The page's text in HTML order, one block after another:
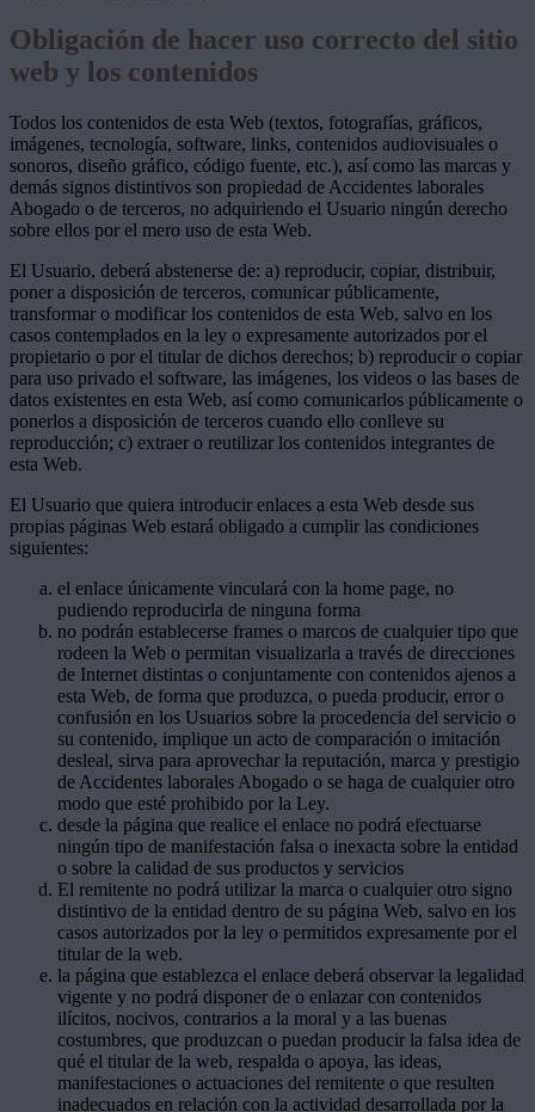
Obligación de hacer uso correcto del sitio
web y los contenidos
Todos los contenidos de esta Web (textos, fotografías, gráficos,
imágenes, tecnología, software, links, contenidos audiovisuales o
sonoros, diseño gráfico, código fuente, etc.), así como las marcas y
demás signos distintivos son propiedad de Accidentes laborales
Abogado o de terceros, no adquiriendo el Usuario ningún derecho
sobre ellos por el mero uso de esta Web.
El Usuario, deberá abstenerse de: a) reproducir, copiar, distribuir,
poner a disposición de terceros, comunicar públicamente,
transformar o modificar los contenidos de esta Web, salvo en los
casos contemplados en la ley o expresamente autorizados por el
propietario o por el titular de dichos derechos; b) reproducir o copiar
para uso privado el software, las imágenes, los videos o las bases de
datos existentes en esta Web, así como comunicarlos públicamente o
ponerlos a disposición de terceros cuando ello conlleve su
reproducción; c) extraer o reutilizar los contenidos integrantes de
esta Web.
El Usuario que quiera introducir enlaces a esta Web desde sus
propias páginas Web estará obligado a cumplir las condiciones
siguientes:
el enlace únicamente vinculará con la home page, no
pudiendo reproducirla de ninguna forma
no podrán establecerse frames o marcos de cualquier tipo que
rodeen la Web o permitan visualizarla a través de direcciones
de Internet distintas o conjuntamente con contenidos ajenos a
esta Web, de forma que produzca, o pueda producir, error o
confusión en los Usuarios sobre la procedencia del servicio o
su contenido, implique un acto de comparación o imitación
desleal, sirva para aprovechar la reputación, marca y prestigio
de Accidentes laborales Abogado o se haga de cualquier otro
modo que esté prohibido por la Ley.
desde la página que realice el enlace no podrá efectuarse
ningún tipo de manifestación falsa o inexacta sobre la entidad
o sobre la calidad de sus productos y servicios
El remitente no podrá utilizar la marca o cualquier otro signo
distintivo de la entidad dentro de su página Web, salvo en los
casos autorizados por la ley o permitidos expresamente por el
titular de la web.
la página que establezca el enlace deberá observar la legalidad
vigente y no podrá disponer de o enlazar con contenidos
ilícitos, nocivos, contrarios a la moral y a las buenas
costumbres, que produzcan o puedan producir la falsa idea de
qué el titular de la web, respalda o apoya, las ideas,
manifestaciones o actuaciones del remitente o que resulten
inadecuados en relación con la actividad desarrollada por la